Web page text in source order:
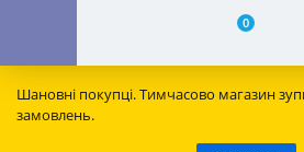
0
Шановні покупці. Тимчасово магазин
замовлень.